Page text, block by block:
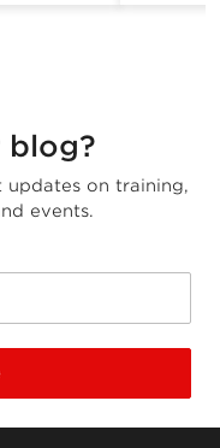
blog?
on training,
events.